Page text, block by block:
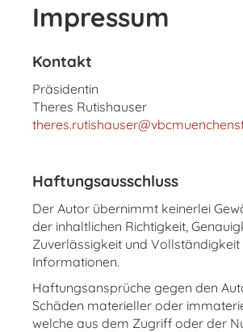
Impressum
Kontakt
Präsidentin
Theres Rutishauser
Haftungsausschluss
Der Autor übernimmt keinerlei
der inhaltlichen Richtigkeit,
Zuverlässigkeit und Vollständigkeit
Informationen.
Haftungsansprüche gegen den
Schäden materieller oder
welche aus dem Zugriff oder der